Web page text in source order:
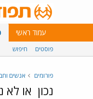
עמוד ראשי
פוסטים חיפוש
פורומים אנשים
נכון או לא